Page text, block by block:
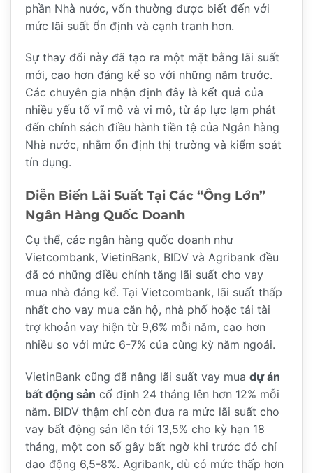
phần Nhà nước, vốn thường được biết đến với
mức lãi suất ổn định và cạnh tranh hơn.
Sự thay đổi này đã tạo ra một mặt bằng lãi suất
mới, cao hơn đáng kể so với những năm trước.
Các chuyên gia nhận định đây là kết quả của
nhiều yếu tố vĩ mô và vi mô, từ áp lực lạm phát
đến chính sách điều hành tiền tệ của Ngân hàng
Nhà nước, nhằm ổn định thị trường và kiểm soát
tín dụng.
Diễn Biến Lãi Suất Tại Các “Ông Lớn”
Ngân Hàng Quốc Doanh
Cụ thể, các ngân hàng quốc doanh như
Vietcombank, VietinBank, BIDV và Agribank đều
đã có những điều chỉnh tăng lãi suất cho vay
mua nhà đáng kể. Tại Vietcombank, lãi suất thấp
nhất cho vay mua căn hộ, nhà phố hoặc tái tài
trợ khoản vay hiện từ 9,6% mỗi năm, cao hơn
nhiều so với mức 6-7% của cùng kỳ năm ngoái.
VietinBank cũng đã nâng lãi suất vay mua dự án
bất động sản cố định 24 tháng lên hơn 12% mỗi
năm. BIDV thậm chí còn đưa ra mức lãi suất cho
vay bất động sản lên tới 13,5% cho kỳ hạn 18
tháng, một con số gây bất ngờ khi trước đó chỉ
dao động 6,5-8%. Agribank, dù có mức thấp hơn